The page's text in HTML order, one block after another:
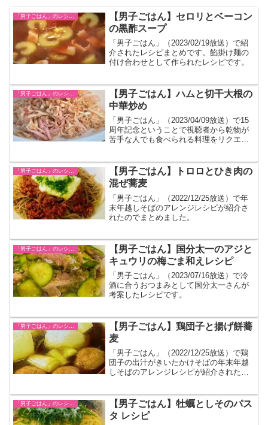
【男子ごはん】セロリとベーコン
の黒酢スープ
「男子ごはん」（2023/02/19放送）で紹
介されたレシピまとめです。餡掛け麺の
付け合わせとして作られたレシピです。
【男子ごはん】ハムと切干大根の
中華炒め
「男子ごはん」（2023/04/09放送）で15
周年記念ということで視聴者から乾物が
苦手な人でも食べられる料理をリクエス
「男子ごはん」のレシピまとめ
【男子ごはん】トロロとひき肉の
混ぜ蕎麦
「男子ごはん」（2022/12/25放送）で年
末年越しそばのアレンジレシピが紹介さ
れたのでまとめました。
【男子ごはん】国分太一のアジと
キュウリの梅ごま和えレシピ
「男子ごはん」（2023/07/16放送）で冷
酒に合うおつまみとして国分太一さんが
考案したレシピです。
【男子ごはん】鶏団子と揚げ餅蕎
麦
「男子ごはん」（2022/12/25放送）で鶏
団子の出汁がきいたかけそばの年末年越
しそばのアレンジレシピが紹介されたの
「男子ごはん」のレシピまとめ
【男子ごはん】牡蠣としそのパス
タ レシピ